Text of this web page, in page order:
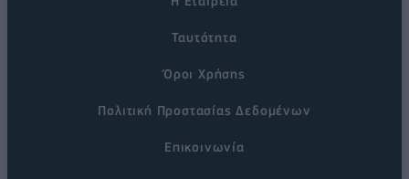
Ταυτότητα
Όροι Χρήσης
Πολιτική Προστασίας Δεδομένων
Επικοινωνία